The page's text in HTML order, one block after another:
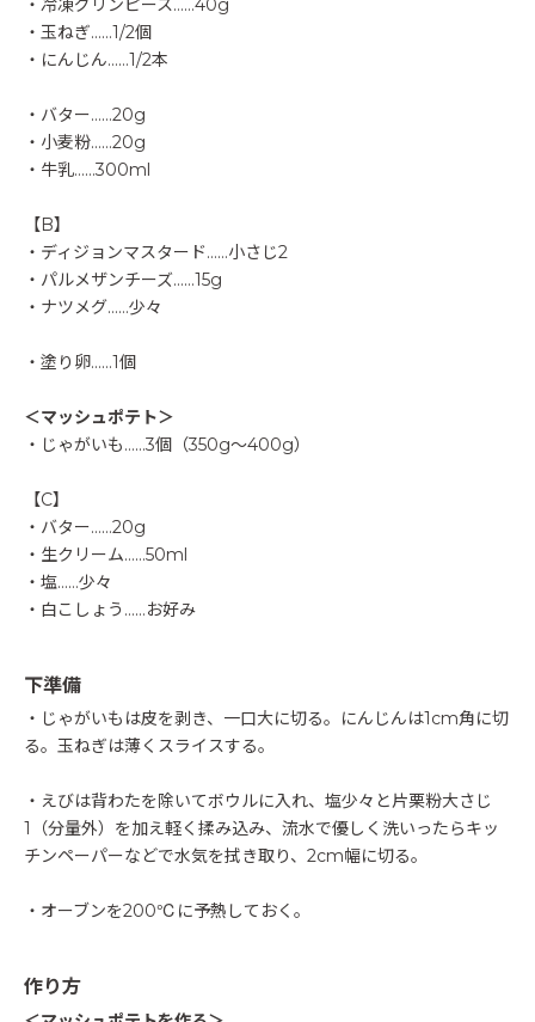
・冷凍グリンピース……40g
・玉ねぎ……1/2個
・にんじん……1/2本
・バター……20g
・小麦粉……20g
・牛乳……300ml
【B】
・ディジョンマスタード……小さじ2
・パルメザンチーズ……15g
・ナツメグ……少々
・塗り卵……1個
＜マッシュポテト＞
・じゃがいも……3個（350g〜400g）
【C】
・バター……20g
・生クリーム……50ml
・塩……少々
・白こしょう……お好み
下準備
・じゃがいもは皮を剥き、一口大に切る。にんじんは1cm角に切
る。玉ねぎは薄くスライスする。
・えびは背わたを除いてボウルに入れ、塩少々と片栗粉大さじ
1（分量外）を加え軽く揉み込み、流水で優しく洗いったらキッ
チンペーパーなどで水気を拭き取り、2cm幅に切る。
・オーブンを200℃に予熱しておく。
作り方